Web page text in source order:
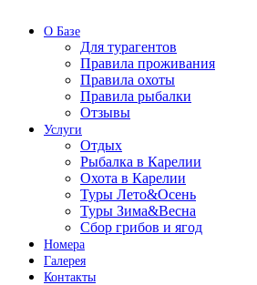
О Базе
Для турагентов
Правила проживания
Правила охоты
Правила рыбалки
Отзывы
Услуги
Отдых
Рыбалка в Карелии
Охота в Карелии
Туры Лето&Осень
Туры Зима&Весна
Сбор грибов и ягод
Номера
Галерея
Контакты